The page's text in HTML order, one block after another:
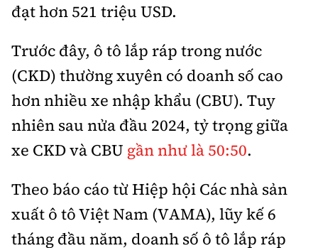
đạt hơn 521 triệu USD.
Trước đây, ô tô lắp ráp trong nước
(CKD) thường xuyên có doanh số cao
hơn nhiều xe nhập khẩu (CBU). Tuy
nhiên sau nửa đầu 2024, tỷ trọng giữa
xe CKD và CBU gần như là 50:50.
Theo báo cáo từ Hiệp hội Các nhà sản
xuất ô tô Việt Nam (VAMA), lũy kế 6
tháng đầu năm, doanh số ô tô lắp ráp